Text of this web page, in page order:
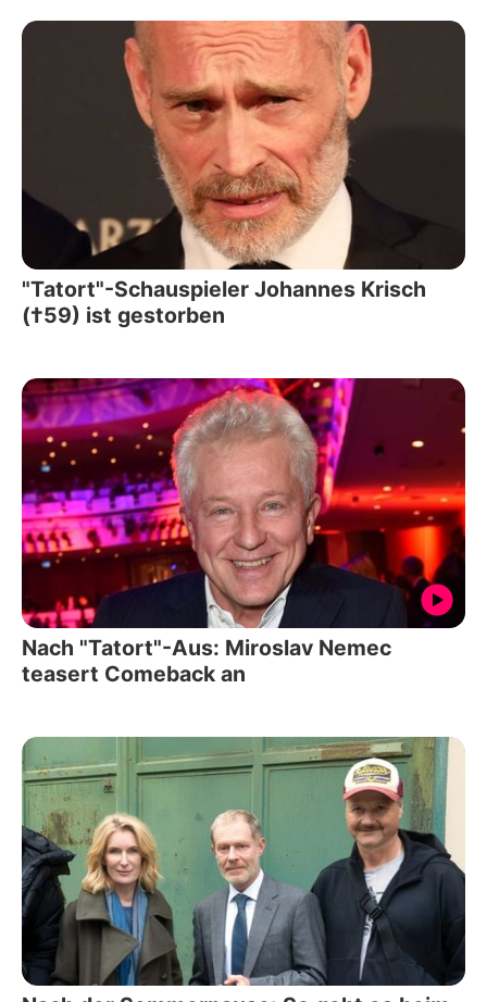
"Tatort"-Schauspieler Johannes Krisch
(†59) ist gestorben
Nach "Tatort"-Aus: Miroslav Nemec
teasert Comeback an